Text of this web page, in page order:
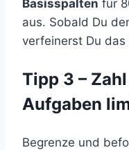
Basisspalten für
aus. Sobald Du
verfeinerst Du das
Tipp 3 – Zahl
Aufgaben
Begrenze und